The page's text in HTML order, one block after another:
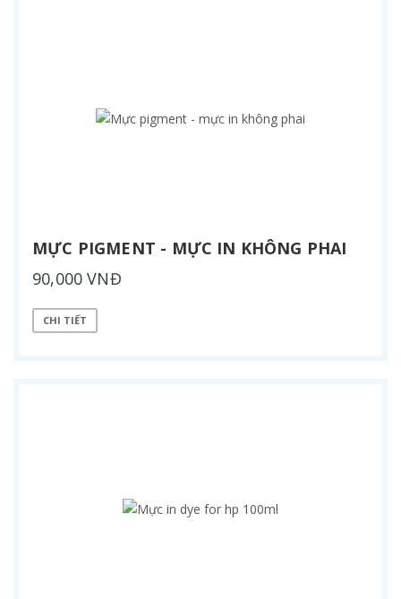
MỰC PIGMENT - MỰC IN KHÔNG PHAI
90,000 VNĐ
CHI TIẾT